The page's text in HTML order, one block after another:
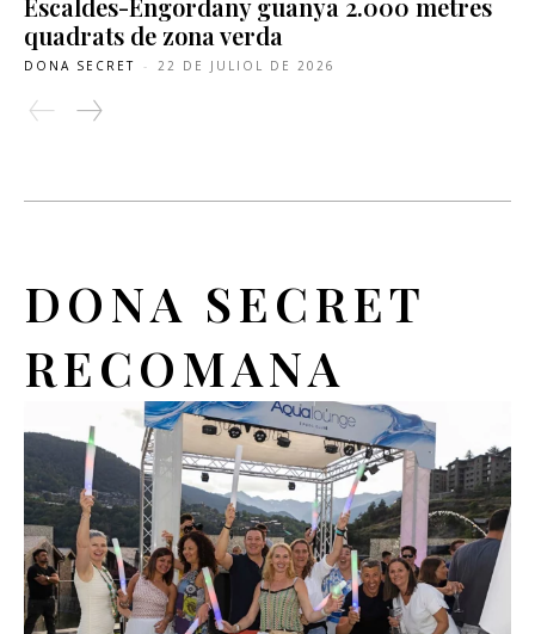
Escaldes-Engordany guanya 2.000 metres
quadrats de zona verda
DONA SECRET - 22 DE JULIOL DE 2026
DONA SECRET
RECOMANA